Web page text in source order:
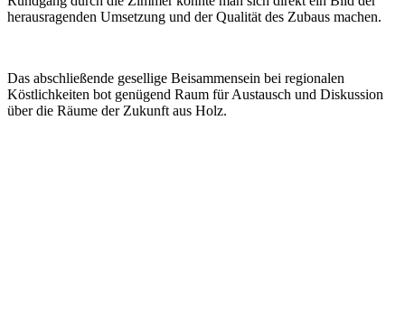
herausragenden Umsetzung und der Qualität des Zubaus machen.
Das abschließende gesellige Beisammensein bei regionalen
Köstlichkeiten bot genügend Raum für Austausch und Diskussion
über die Räume der Zukunft aus Holz.